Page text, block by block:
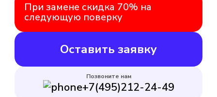
При замене скидка 70% на
следующую поверку
Оставить заявку
Позвоните нам
+7(495)212-24-49